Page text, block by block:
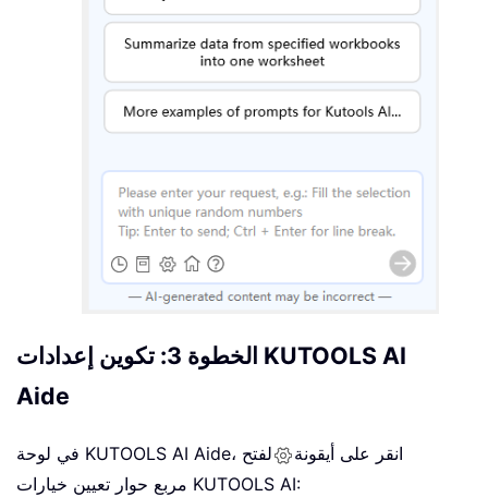
الخطوة 3: تكوين إعدادات KUTOOLS AI
Aide
في لوحة KUTOOLS AI Aide، انقر على أيقونة
لفتح
مربع حوار تعيين خيارات KUTOOLS AI: